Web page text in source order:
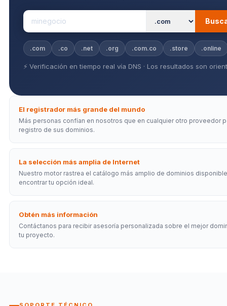
.com .co .net .org .com.co .store .online
⚡ Verificación en tiempo real vía DNS · Los resultados son
El registrador más grande del mundo
Más personas confían en nosotros que en cualquier otro proveedor
registro de sus dominios.
La selección más amplia de Internet
Nuestro motor rastrea el catálogo más amplio de dominios
encontrar tu opción ideal.
Obtén más información
Contáctanos para recibir asesoría personalizada sobre el mejor
tu proyecto.